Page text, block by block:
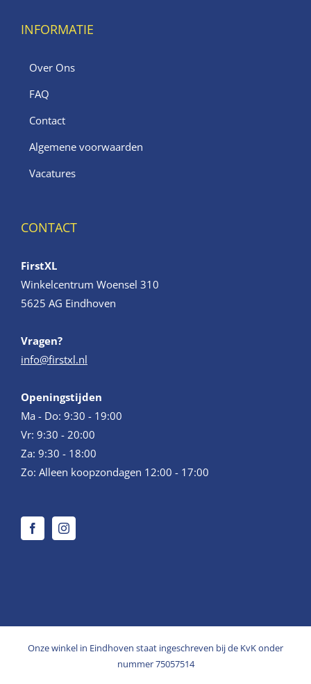
INFORMATIE
Over Ons
FAQ
Contact
Algemene voorwaarden
Vacatures
CONTACT
FirstXL
Winkelcentrum Woensel 310
5625 AG Eindhoven
Vragen?
info@firstxl.nl
Openingstijden
Ma - Do: 9:30 - 19:00
Vr: 9:30 - 20:00
Za: 9:30 - 18:00
Zo: Alleen koopzondagen 12:00 - 17:00
Onze winkel in Eindhoven staat ingeschreven bij de KvK onder
nummer 75057514